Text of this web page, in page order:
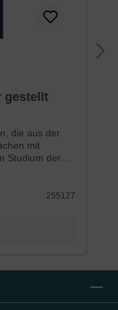
gestellt
die aus der
mit
Studium der
wirklich
um
dabei
Tod und
255127